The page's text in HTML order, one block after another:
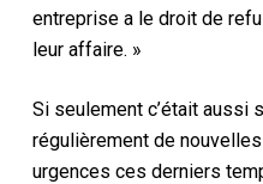
entreprise a le droit de
leur affaire. »
Si seulement c’était aussi
régulièrement de
urgences ces derniers